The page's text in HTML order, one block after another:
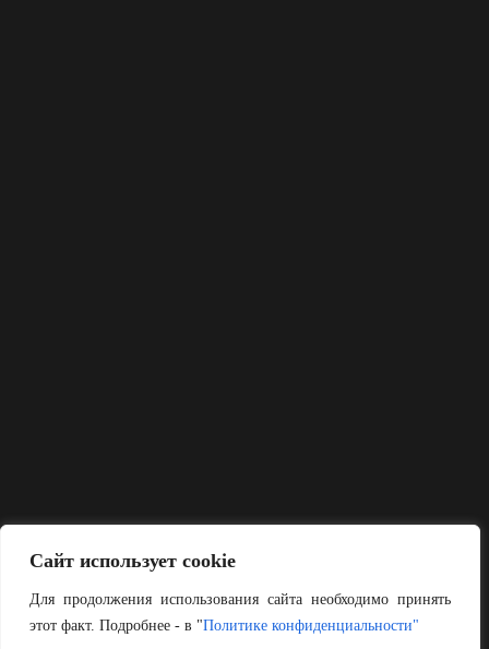
Сайт использует cookie
Для продолжения использования сайта необходимо принять
этот факт. Подробнее - в "Политике конфиденциальности"